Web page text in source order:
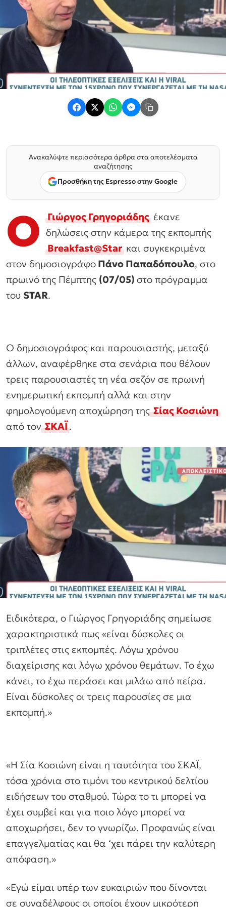
Ανακαλύψτε περισσότερα άρθρα στα αποτελέσματα
αναζήτησης
Προσθήκη της Espresso στην Google
Ο Γιώργος Γρηγοριάδηςέκανε
δηλώσεις στην κάμερα της εκπομπής
Breakfast@Starκαι συγκεκριμένα
στον δημοσιογράφο Πάνο Παπαδόπουλο, στο
πρωινό της Πέμπτης (07/05) στο πρόγραμμα
του STAR.
Ο δημοσιογράφος και παρουσιαστής, μεταξύ
άλλων, αναφέρθηκε στα σενάρια που θέλουν
τρεις παρουσιαστές τη νέα σεζόν σε πρωινή
ενημερωτική εκπομπή αλλά και στην
φημολογούμενη αποχώρηση τηςΣίας Κοσιώνη
από τονΣΚΑΪ.
Ειδικότερα, ο Γιώργος Γρηγοριάδης σημείωσε
χαρακτηριστικά πως «είναι δύσκολες οι
τριπλέτες στις εκπομπές. Λόγω χρόνου
διαχείρισης και λόγω χρόνου θεμάτων. Το έχω
κάνει, το έχω περάσει και μιλάω από πείρα.
Είναι δύσκολες οι τρεις παρουσίες σε μια
εκπομπή.»
«Η Σία Κοσιώνη είναι η ταυτότητα του ΣΚΑΪ,
τόσα χρόνια στο τιμόνι του κεντρικού δελτίου
ειδήσεων του σταθμού. Τώρα το τι μπορεί να
έχει συμβεί και για ποιο λόγο μπορεί να
αποχωρήσει, δεν το γνωρίζω. Προφανώς είναι
επαγγελματίας και θα ‘χει πάρει την καλύτερη
απόφαση.»
«Εγώ είμαι υπέρ των ευκαιριών που δίνονται
σε συναδέλφους οι οποίοι έχουν μικρότερη